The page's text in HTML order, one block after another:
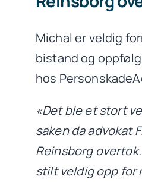
Michal er veldig
bistand og
hos
«Det ble et stort
saken da advokat
Reinsborg
stilt veldig opp for